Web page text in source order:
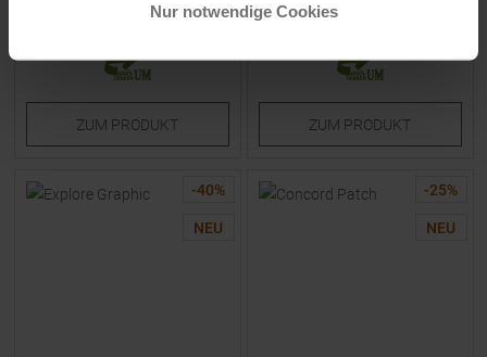
Nur notwendige Cookies
Verfügbare Größen:
ZUM PRODUKT
Einheitsgröße
ZUM PRODUKT
-40%
NEU
-25%
NEU